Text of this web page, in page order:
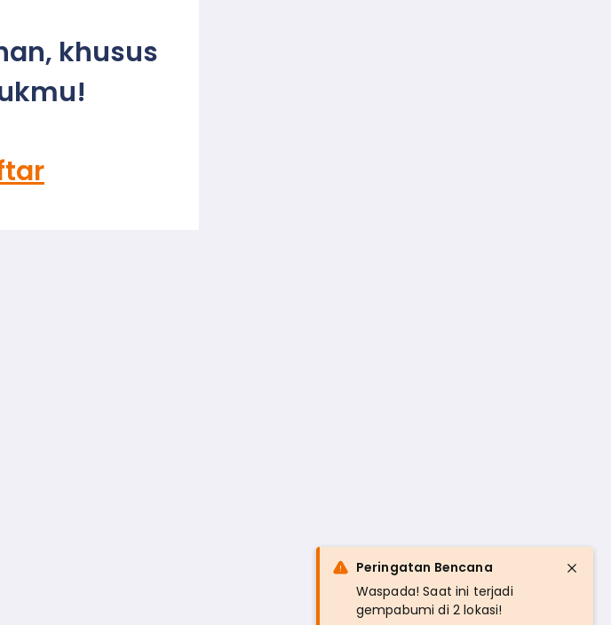
khusus
Peringatan Bencana
Waspada! Saat ini terjadi
gempabumi di 2 lokasi!